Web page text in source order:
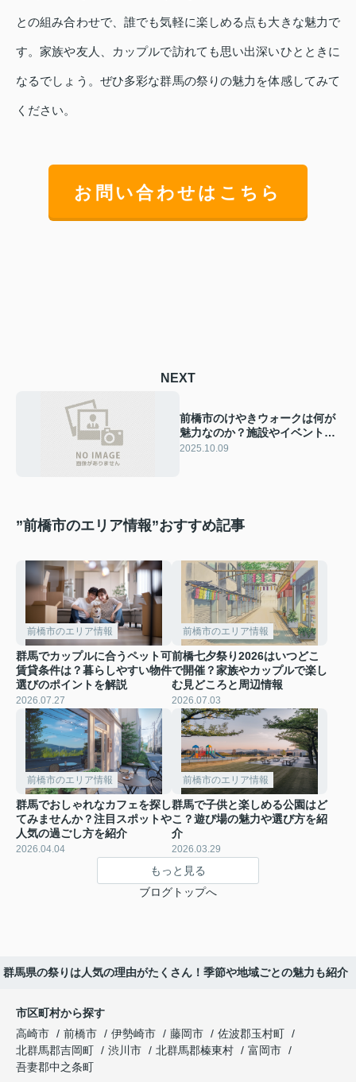
との組み合わせで、誰でも気軽に楽しめる点も大きな魅力で
す。家族や友人、カップルで訪れても思い出深いひとときに
なるでしょう。ぜひ多彩な群馬の祭りの魅力を体感してみて
ください。
お問い合わせはこちら
NEXT
前橋市のけやきウォークは何が
魅力なのか？施設やイベントの
ポイントを紹介
2025.10.09
”前橋市のエリア情報”おすすめ記事
前橋市のエリア情報
群馬でカップルに合うペット可
賃貸条件は？暮らしやすい物件
選びのポイントを解説
2026.07.27
前橋市のエリア情報
前橋七夕祭り2026はいつどこ
で開催？家族やカップルで楽し
む見どころと周辺情報
2026.07.03
前橋市のエリア情報
群馬でおしゃれなカフェを探し
てみませんか？注目スポットや
人気の過ごし方を紹介
2026.04.04
前橋市のエリア情報
群馬で子供と楽しめる公園はど
こ？遊び場の魅力や選び方を紹
介
2026.03.29
もっと見る
ブログトップへ
群馬県の祭りは人気の理由がたくさん！季節や地域ごとの魅力も紹介
市区町村から探す
高崎市
前橋市 伊勢崎市 藤岡市
佐波郡玉村町
北群馬郡吉岡町
渋川市 北群馬郡榛東村
富岡市
吾妻郡中之条町